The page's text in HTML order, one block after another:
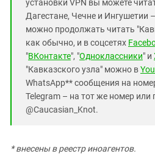
установки VPN вы можете
Дагестане, Чечне и Ингушетии
можно продолжать читать
как обычно, и в соцсетях
"ВКонтакте", "Одноклассники" и
"Кавказского узла" можно в
WhatsApp** сообщения на
Telegram – на тот же номер или
@Caucasian_Knot.
* внесены в реестр иноагентов.